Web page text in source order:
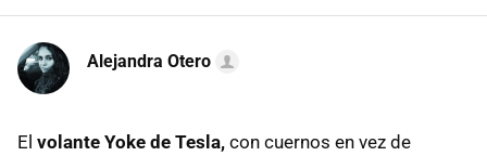
Alejandra Otero
El volante Yoke de Tesla, con cuernos en vez de